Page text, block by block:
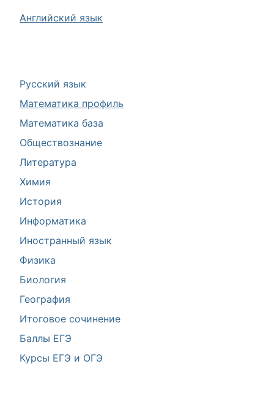
Русский язык
Математика профиль
Математика база
Обществознание
Литература
Химия
История
Информатика
Иностранный язык
Физика
Биология
География
Итоговое сочинение
Баллы ЕГЭ
Курсы ЕГЭ и ОГЭ
Английский язык